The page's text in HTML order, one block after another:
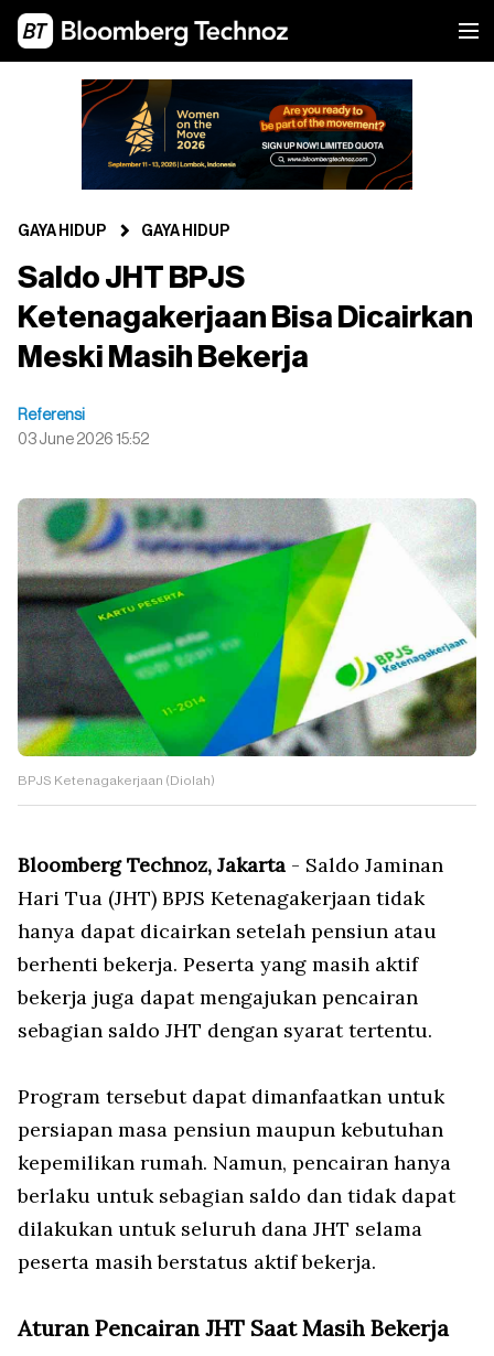
GAYA HIDUP GAYA HIDUP
Saldo JHT BPJS
Ketenagakerjaan Bisa Dicairkan
Meski Masih Bekerja
Referensi
03 June 2026 15:52
BPJS Ketenagakerjaan (Diolah)
Bloomberg Technoz, Jakarta - Saldo Jaminan
Hari Tua (JHT) BPJS Ketenagakerjaan tidak
hanya dapat dicairkan setelah pensiun atau
berhenti bekerja. Peserta yang masih aktif
bekerja juga dapat mengajukan pencairan
sebagian saldo JHT dengan syarat tertentu.
Program tersebut dapat dimanfaatkan untuk
persiapan masa pensiun maupun kebutuhan
kepemilikan rumah. Namun, pencairan hanya
berlaku untuk sebagian saldo dan tidak dapat
dilakukan untuk seluruh dana JHT selama
peserta masih berstatus aktif bekerja.
Aturan Pencairan JHT Saat Masih Bekerja